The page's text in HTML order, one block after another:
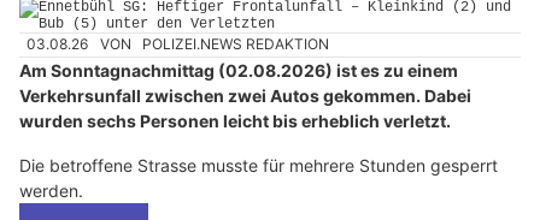
03.08.26 VON POLIZEI.NEWS REDAKTION
Am Sonntagnachmittag (02.08.2026) ist es zu einem
Verkehrsunfall zwischen zwei Autos gekommen. Dabei
wurden sechs Personen leicht bis erheblich verletzt.
Die betroffene Strasse musste für mehrere Stunden gesperrt
werden.